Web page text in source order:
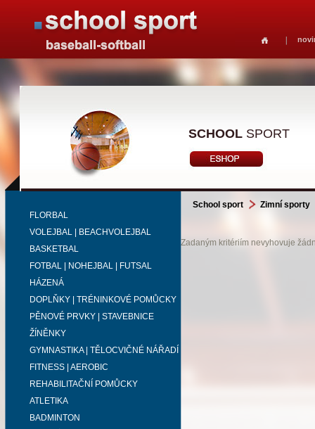
SCHOOL SPORT
FLORBAL
VOLEJBAL | BEACHVOLEJBAL
BASKETBAL
FOTBAL | NOHEJBAL | FUTSAL
HÁZENÁ
DOPLŇKY | TRÉNINKOVÉ POMŮCKY
PĚNOVÉ PRVKY | STAVEBNICE
ŽÍNĚNKY
GYMNASTIKA | TĚLOCVIČNÉ NÁŘADÍ
FITNESS | AEROBIC
REHABILITAČNÍ POMŮCKY
ATLETIKA
BADMINTON
School sport Zimní sporty
Zadaným kritériím nevyhovuje